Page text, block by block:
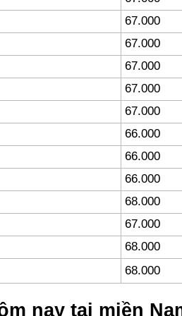
67.000
67.000
67.000
67.000
67.000
66.000
66.000
66.000
68.000
67.000
68.000
68.000
nay tại miền